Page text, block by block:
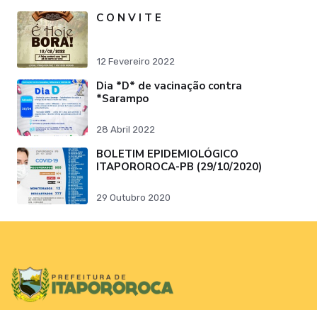
C O N V I T E
12 Fevereiro 2022
Dia *D* de vacinação contra
*Sarampo
28 Abril 2022
BOLETIM EPIDEMIOLÓGICO
ITAPOROROCA-PB (29/10/2020)
29 Outubro 2020